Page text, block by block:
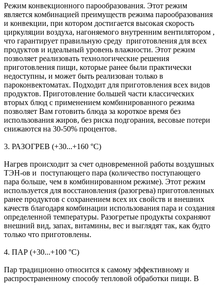
Режим конвекционного парообразования. Этот режим
является комбинацией преимуществ режима парообразования
и конвекции, при котором достигается высокая скорость
циркуляции воздуха, нагоняемого внутренним вентилятором ,
что гарантирует правильную среду приготовления для всех
продуктов и идеальный уровень влажности. Этот режим
позволяет реализовать технологические решения
приготовления пищи, которые ранее были практически
недоступны, и может быть реализован только в
пароконвектоматах. Подходит для приготовления всех видов
продуктов. Приготовление большей части классических
вторых блюд с применением комбинированного режима
позволяет Вам готовить блюда за короткое время без
использования жиров, без риска подгорания, весовые потери
снижаются на 30-50% процентов.
3. РАЗОГРЕВ (+30...+160 °С)
Нагрев происходит за счет одновременной работы воздушных
ТЭН-ов и поступающего пара (количество поступающего
пара больше, чем в комбинированном режиме). Этот режим
используется для восстановления (разогрева) приготовленных
ранее продуктов с сохранением всех их свойств и внешних
качеств благодаря комбинации использования пара и создания
определенной температуры. Разогретые продукты сохраняют
внешний вид, запах, витамины, вес и выглядят так, как будто
только что приготовлены.
4. ПАР (+30...+100 °С)
Пар традиционно относится к самому эффективному и
распространенному способу тепловой обработки пищи. В